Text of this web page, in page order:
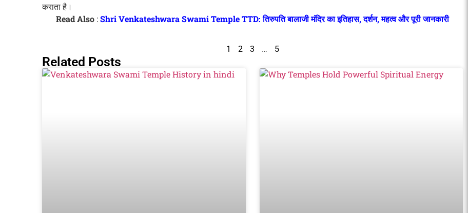
कराता है।
Read Also :Shri Venkateshwara Swami Temple TTD: तिरुपति बालाजी मंदिर का इतिहास, दर्शन, महत्व और पूरी जानकारी
1 2 3 … 5
Related Posts